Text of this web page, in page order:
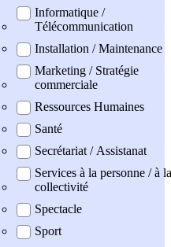
Informatique /
Télécommunication
Installation / Maintenance
Marketing / Stratégie
commerciale
Ressources Humaines
Santé
Secrétariat / Assistanat
Services à la personne / à la
collectivité
Spectacle
Sport